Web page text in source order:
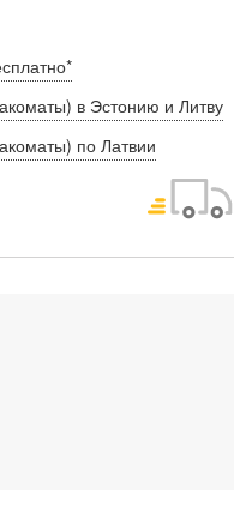
в Эстонию и Литву
по Латвии